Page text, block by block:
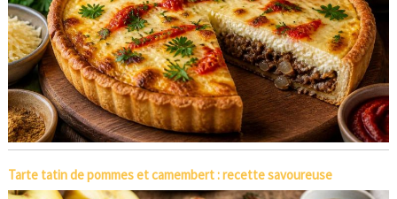
Tarte tatin de pommes et camembert : recette savoureuse